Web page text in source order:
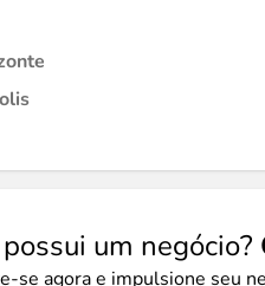
um negócio?
se agora e impulsione seu